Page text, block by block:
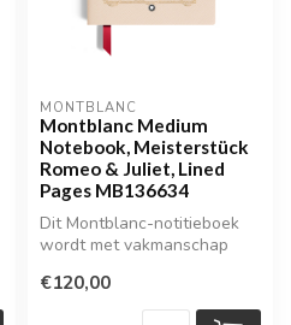
MONTBLANC
Montblanc Medium
Notebook, Meisterstück
Romeo & Juliet, Lined
Pages MB136634
Dit Montblanc-notitieboek
wordt met vakmanschap
Itali...
€120,00